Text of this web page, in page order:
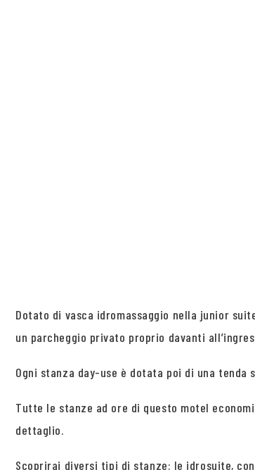
Dotato di vasca idromassaggio nella junior
un parcheggio privato proprio davanti
Ogni stanza day-use è dotata poi di una
Tutte le stanze ad ore di questo motel
dettaglio.
Scoprirai diversi tipi di stanze: le idrosuite,